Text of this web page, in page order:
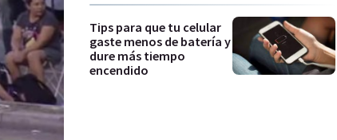
Tips para que tu celular
gaste menos de batería y
dure más tiempo
encendido